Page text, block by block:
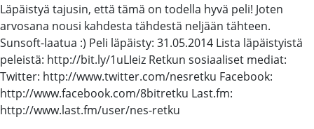
Läpäistyä tajusin, että tämä on todella hyvä peli! Joten
arvosana nousi kahdesta tähdestä neljään tähteen.
Sunsoft-laatua :) Peli läpäisty: 31.05.2014 Lista läpäistyistä
peleistä: http://bit.ly/1uLIeiz Retkun sosiaaliset mediat:
Twitter: http://www.twitter.com/nesretku Facebook:
http://www.facebook.com/8bitretku Last.fm:
http://www.last.fm/user/nes-retku